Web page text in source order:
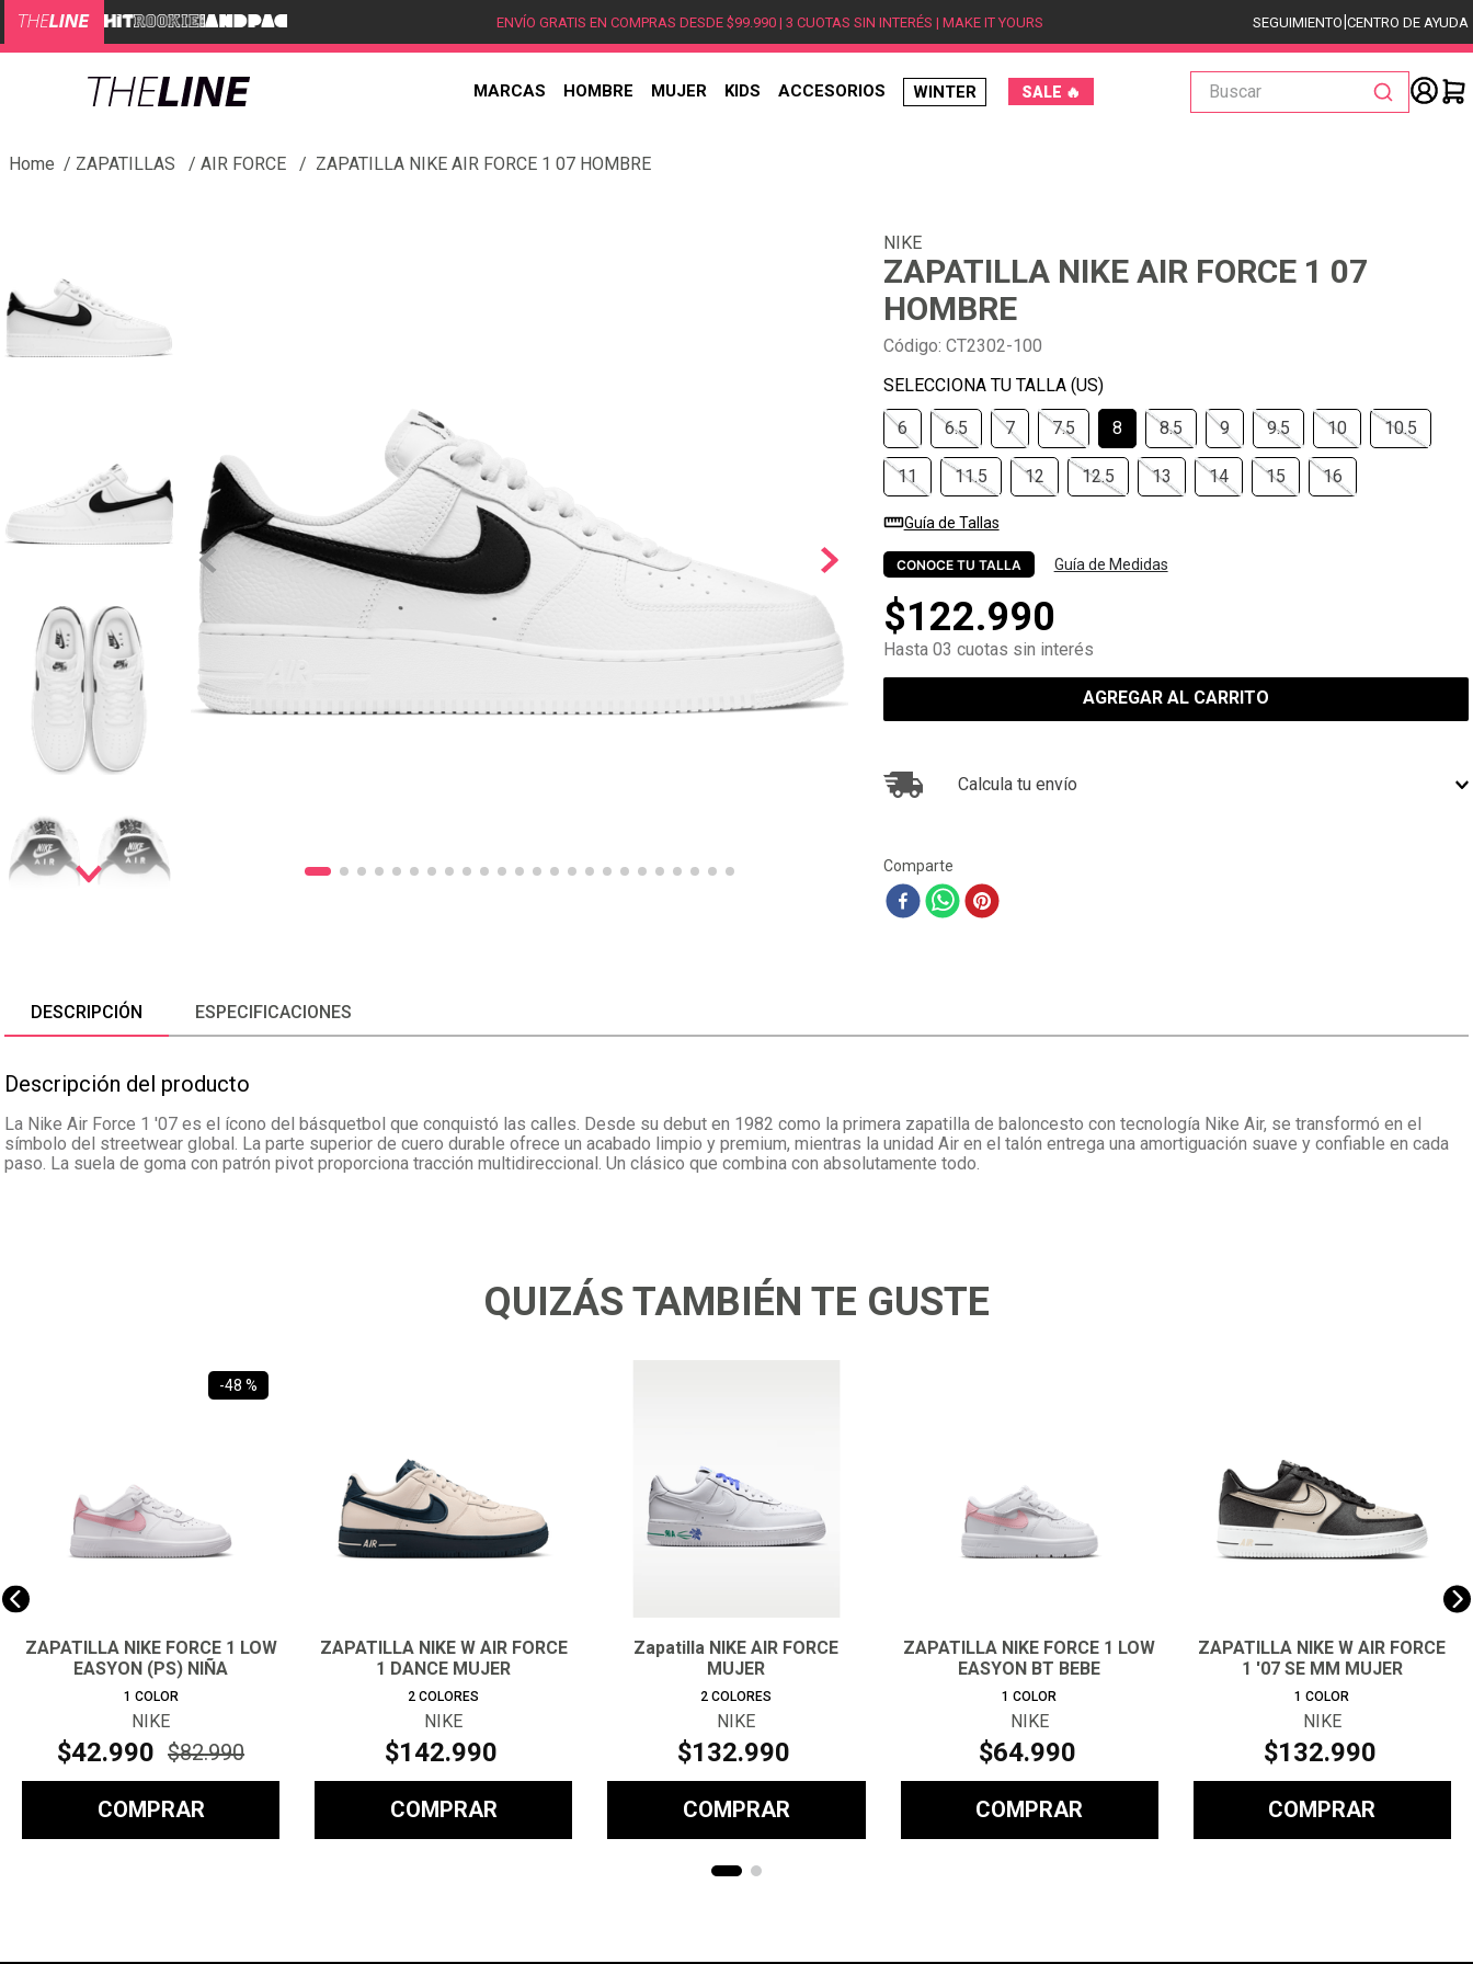
ENVÍO GRATIS EN COMPRAS DESDE $99.990 | 3 CUOTAS SIN INTERÉS | MAKE IT YOURS SEGUIMIENTO|CENTRO DE AYUDA
MARCAS HOMBRE MUJER KIDS ACCESORIOS WINTER SALE 🔥
Buscar
ZAPATILLAS AIR FORCE ZAPATILLA NIKE AIR FORCE 1 07 HOMBRE
NIKE
ZAPATILLA NIKE AIR FORCE 1 07
HOMBRE
Código: CT2302-100
6 6.5 7 7.5 8 8.5 9 9.5 10 10.5
11 11.5 12 12.5 13 14 15 16
Guía de Tallas
CONOCE TU TALLA Guía de Medidas
$122.990
Hasta 03 cuotas sin interés
AGREGAR AL CARRITO
Calcula tu envío
Comparte
DESCRIPCIÓN ESPECIFICACIONES
Descripción del producto
La Nike Air Force 1 '07 es el ícono del básquetbol que conquistó las calles. Desde su debut en 1982 como la primera zapatilla de baloncesto con tecnología Nike Air, se transformó en el
símbolo del streetwear global. La parte superior de cuero durable ofrece un acabado limpio y premium, mientras la unidad Air en el talón entrega una amortiguación suave y confiable en cada
paso. La suela de goma con patrón pivot proporciona tracción multidireccional. Un clásico que combina con absolutamente todo.
QUIZÁS TAMBIÉN TE GUSTE
-48 %
ZAPATILLA NIKE FORCE 1 LOW
EASYON (PS) NIÑA
1 COLOR
NIKE
$42.990 $82.990
COMPRAR
ZAPATILLA NIKE W AIR FORCE
1 DANCE MUJER
2 COLORES
NIKE
$142.990
COMPRAR
Zapatilla NIKE AIR FORCE
MUJER
2 COLORES
NIKE
$132.990
COMPRAR
ZAPATILLA NIKE FORCE 1 LOW
EASYON BT BEBE
1 COLOR
NIKE
$64.990
COMPRAR
ZAPATILLA NIKE W AIR FORCE
1 '07 SE MM MUJER
1 COLOR
NIKE
$132.990
COMPRAR